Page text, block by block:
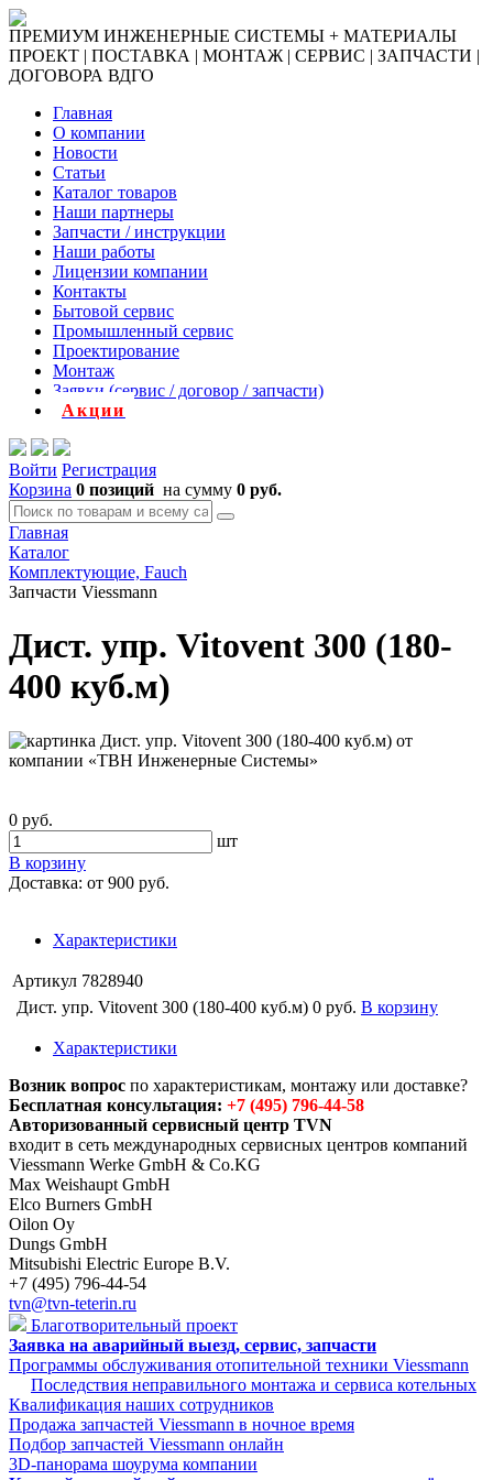
ПРЕМИУМ ИНЖЕНЕРНЫЕ СИСТЕМЫ + МАТЕРИАЛЫ
ПРОЕКТ | ПОСТАВКА | МОНТАЖ | СЕРВИС | ЗАПЧАСТИ |
ДОГОВОРА ВДГО
Главная
О компании
Новости
Статьи
Каталог товаров
Наши партнеры
Запчасти / инструкции
Наши работы
Лицензии компании
Контакты
Бытовой сервис
Промышленный сервис
Проектирование
Монтаж
Заявки (сервис / договор / запчасти)
Акции
Войти Регистрация
Корзина 0 позиций на сумму 0 руб.
Главная
Каталог
Комплектующие, Fauch
Запчасти Viessmann
Дист. упр. Vitovent 300 (180-
400 куб.м)
0 руб.
шт
В корзину
Доставка: от 900 руб.
Характеристики
Артикул 7828940
Дист. упр. Vitovent 300 (180-400 куб.м) 0 руб. В корзину
Характеристики
Возник вопрос по характеристикам, монтажу или доставке?
Бесплатная консультация: +7 (495) 796-44-58
Авторизованный сервисный центр TVN
входит в сеть международных сервисных центров компаний
Viessmann Werke GmbH & Co.KG
Max Weishaupt GmbH
Elco Burners GmbH
Oilon Oy
Dungs GmbH
Mitsubishi Electric Europe B.V.
+7 (495) 796-44-54
tvn@tvn-teterin.ru
Благотворительный проект
Заявка на аварийный выезд, сервис, запчасти
Программы обслуживания отопительной техники Viessmann
Последствия неправильного монтажа и сервиса котельных
Квалификация наших сотрудников
Продажа запчастей Viessmann в ночное время
Подбор запчастей Viessmann онлайн
3D-панорама шоурума компании